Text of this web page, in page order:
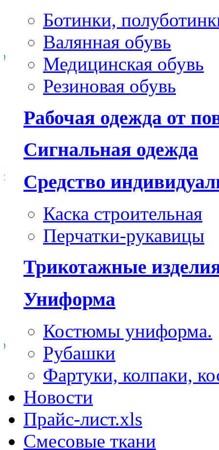
Ботинки,
Валянная обувь
Медицинская обувь
Резиновая обувь
Рабочая одежда от
Сигнальная одежда
Средство
Каска строительная
Перчатки-рукавицы
Трикотажные
Униформа
Костюмы униформа.
Рубашки
Фартуки, колпаки,
Новости
Прайс-лист.xls
Смесовые ткани